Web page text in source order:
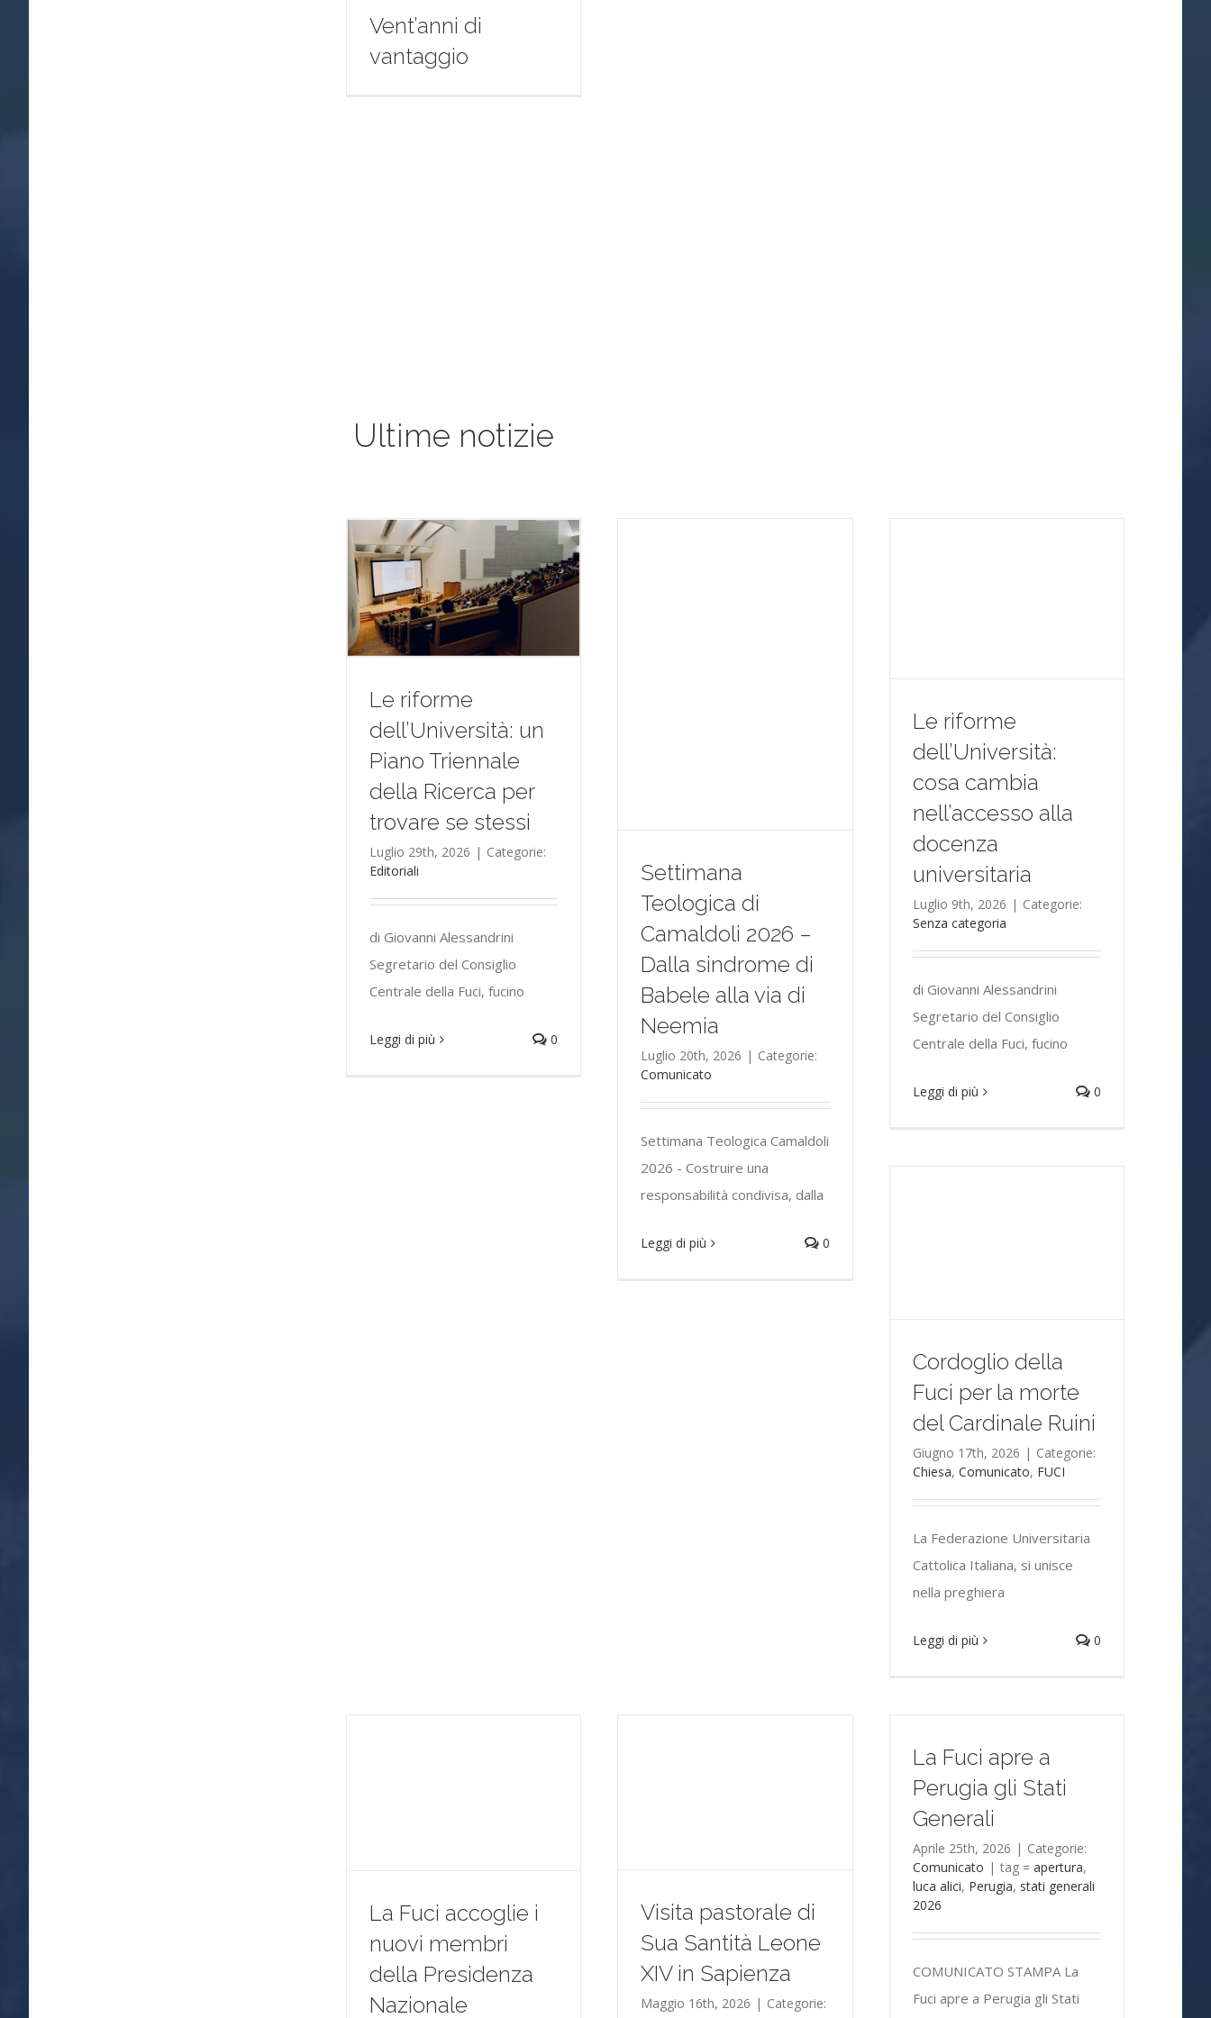
Vent’anni di
vantaggio
Ultime notizie
Le riforme
dell’Università: un
Piano Triennale
della Ricerca per
trovare se stessi
Luglio 29th, 2026 | Categorie:
Editoriali
di Giovanni Alessandrini
Segretario del Consiglio
Centrale della Fuci, fucino
Leggi di più 0
Settimana
Teologica di
Camaldoli 2026 –
Dalla sindrome di
Babele alla via di
Neemia
Luglio 20th, 2026 | Categorie:
Comunicato
Settimana Teologica Camaldoli
2026 - Costruire una
responsabilità condivisa, dalla
Leggi di più 0
Le riforme
dell’Università:
cosa cambia
nell’accesso alla
docenza
universitaria
Luglio 9th, 2026 | Categorie:
Senza categoria
di Giovanni Alessandrini
Segretario del Consiglio
Centrale della Fuci, fucino
Leggi di più 0
Cordoglio della
Fuci per la morte
del Cardinale Ruini
Giugno 17th, 2026 | Categorie:
Chiesa, Comunicato, FUCI
La Federazione Universitaria
Cattolica Italiana, si unisce
nella preghiera
Leggi di più 0
La Fuci accoglie i
nuovi membri
della Presidenza
Nazionale
Visita pastorale di
Sua Santità Leone
XIV in Sapienza
Maggio 16th, 2026 | Categorie:
La Fuci apre a
Perugia gli Stati
Generali
Aprile 25th, 2026 | Categorie:
Comunicato | tag = apertura,
luca alici, Perugia, stati generali
2026
COMUNICATO STAMPA La
Fuci apre a Perugia gli Stati